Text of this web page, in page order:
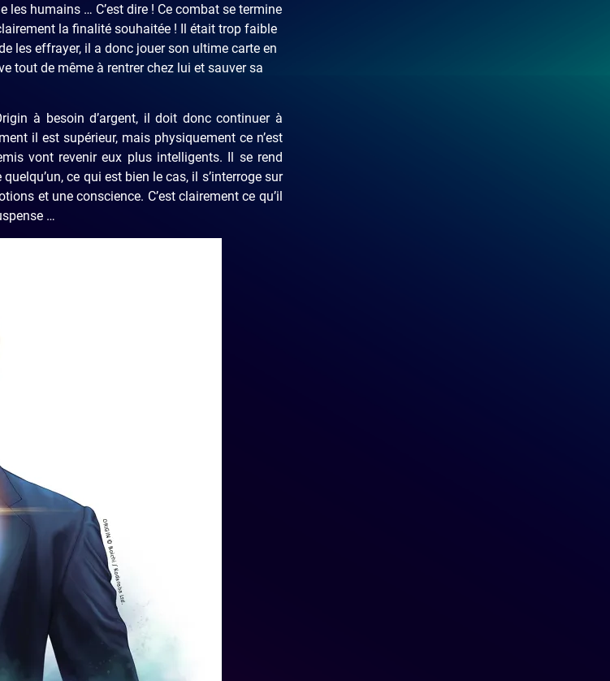
humains … C’est dire ! Ce combat se termine
la finalité souhaitée ! Il était trop faible
les effrayer, il a donc jouer son ultime carte en
tout de même à rentrer chez lui et sauver sa
à besoin d’argent, il doit donc continuer à
il est supérieur, mais physiquement ce n’est
vont revenir eux plus intelligents. Il se rend
ce qui est bien le cas, il s’interroge sur
et une conscience. C’est clairement ce qu’il
…